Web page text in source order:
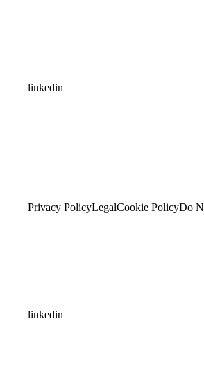
linkedin
Privacy PolicyLegalCookie PolicyDo
linkedin